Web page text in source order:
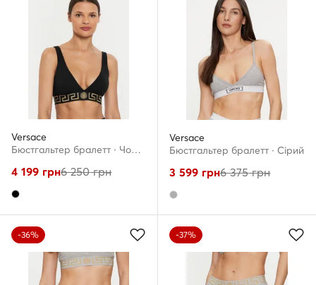
Versace
Бюстгальтер бралетт · Чорний
4 199 грн6 250грн
Versace
Бюстгальтер бралетт · Сірий
3 599 грн6 375грн
-36% -37%